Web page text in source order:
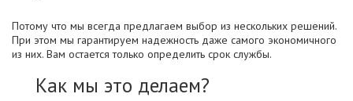
Потому что мы всегда предлагаем выбор из нескольких решений.
При этом мы гарантируем надежность даже самого экономичного
из них. Вам остается только определить срок службы.
Как мы это делаем?